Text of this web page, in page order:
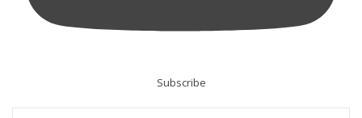
Subscribe